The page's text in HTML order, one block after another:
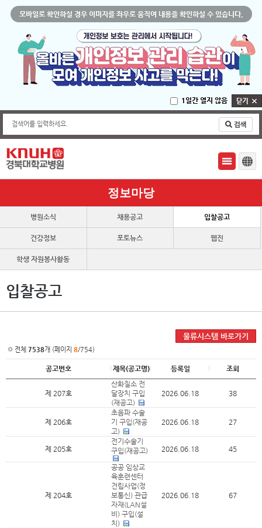
모바일로 확인하실 경우 이미지를 좌우로 움직여 내용을 확인하실 수 있습니다.
1일간 열지 않음
검색어를 입력하세요.
정보마당
병원소식 채용공고 입찰공고
건강정보 포토뉴스 웹진
학생 자원봉사활동
입찰공고
물류시스템 바로가기
전체 7538개 (페이지 8/754)
공고번호 제목(공고명) 등록일 조회
제 207호
산화질소 전
달장치 구입
(재공고)
2026.06.18 38
제 206호
초음파 수술
기 구입(재공
고)
2026.06.18 27
제 205호
전기수술기
구입(재공고)
2026.06.18 45
제 204호
공공 임상교
육훈련센터
건립사업(정
보통신) 관급
자재(LAN설
비) 구입(설
치)
2026.06.18 67